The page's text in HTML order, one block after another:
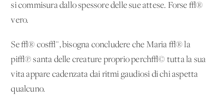
si commisura dallo spessore delle sue attese. Forse √®
vero.
Se √® cos√¨, bisogna concludere che Maria √® la
pi√π santa delle creature proprio perch√© tutta la sua
vita appare cadenzata dai ritmi gaudiosi di chi aspetta
qualcuno.